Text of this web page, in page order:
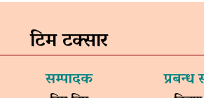
टिम टक्सार
सम्पादक